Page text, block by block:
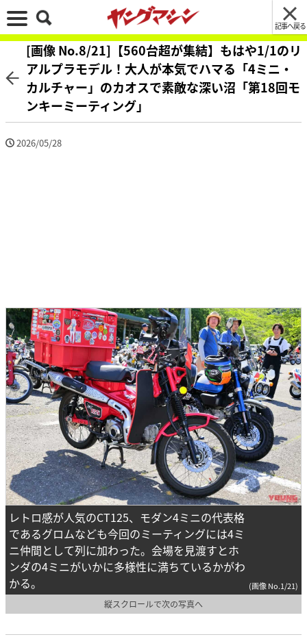
記事へ戻る
[画像 No.8/21]【560台超が集結】もはや1/1のリ
アルプラモデル！大人が本気でハマる「4ミニ・
カルチャー」のカオスで素敵な深い沼「第18回モ
ンキーミーティング」
2026/05/28
レトロ感が人気のCT125、モダン4ミニの代表格
であるグロムなども今回のミーティングには4ミ
ニ仲間として列に加わった。会場を見渡すとホ
ンダの4ミニがいかに多様性に満ちているかがわ
かる。
(画像 No.1/21)
縦スクロールで次の写真へ